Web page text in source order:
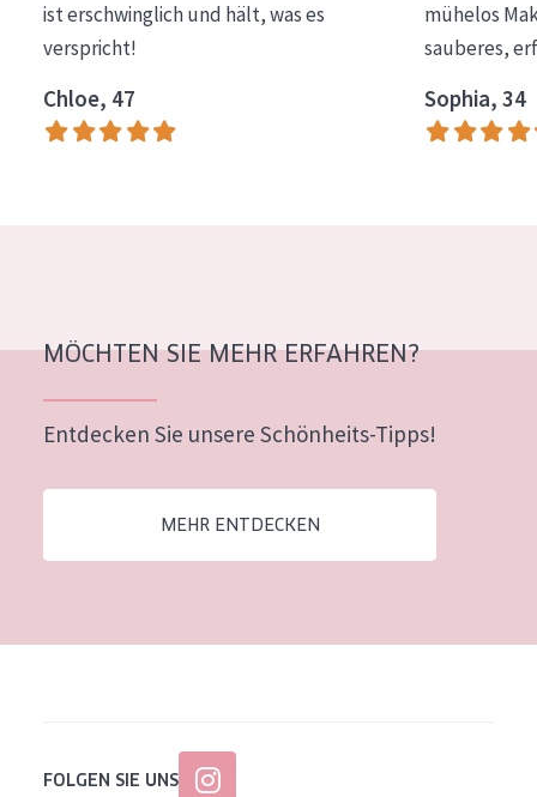
Reife Haut
Der Sonne ausgesetzte Haut
ALTER
ist erschwinglich und hält, was es
verspricht!
Chloe, 47
mühelos
sauberes,
Sophia, 34
MÖCHTEN SIE MEHR ERFAHREN?
Entdecken Sie unsere Schönheits-Tipps!
MEHR ENTDECKEN
FOLGEN SIE UNS